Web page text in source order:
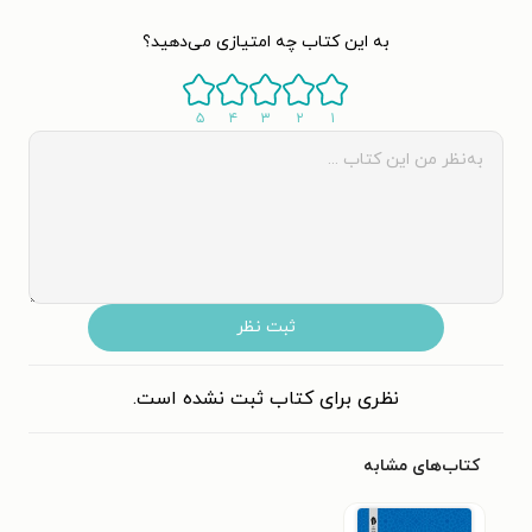
به این کتاب چه امتیازی می‌دهید؟
۱ ۲ ۳ ۴ ۵
ثبت نظر
نظری برای کتاب ثبت نشده است.
کتاب‌های مشابه